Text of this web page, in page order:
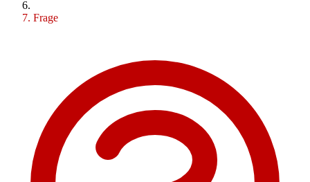
Frage